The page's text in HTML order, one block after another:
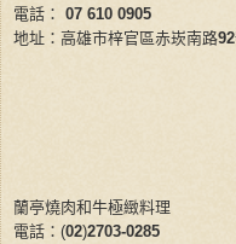
電話： 07 610 0905
地址：高雄市梓官區赤崁南路92
蘭亭燒肉和牛極緻料理
電話：(02)2703-0285